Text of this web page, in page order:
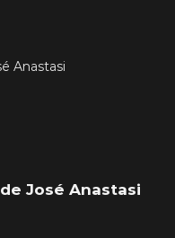
José Anastasi